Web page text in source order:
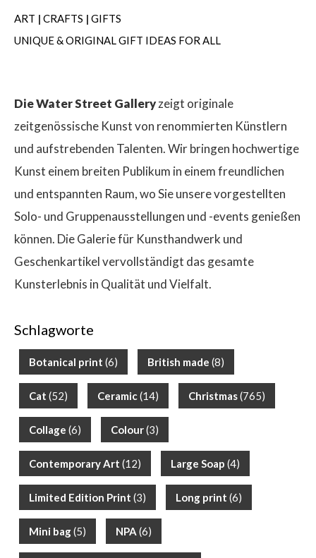
ART | CRAFTS | GIFTS
UNIQUE & ORIGINAL GIFT IDEAS FOR ALL
Die Water Street Galleryzeigt originale
zeitgenössische Kunst von renommierten Künstlern
und aufstrebenden Talenten. Wir bringen hochwertige
Kunst einem breiten Publikum in einem freundlichen
und entspannten Raum, wo Sie unsere vorgestellten
Solo- und Gruppenausstellungen und -events genießen
können. Die Galerie für Kunsthandwerk und
Geschenkartikel vervollständigt das gesamte
Kunsterlebnis in Qualität und Vielfalt.
Schlagworte
Botanical print (6) British made (8)
Cat (52) Ceramic(14) Christmas(765)
Collage (6) Colour(3)
Contemporary Art (12) Large Soap (4)
Limited Edition Print (3) Long print (6)
Mini bag(5) NPA (6)